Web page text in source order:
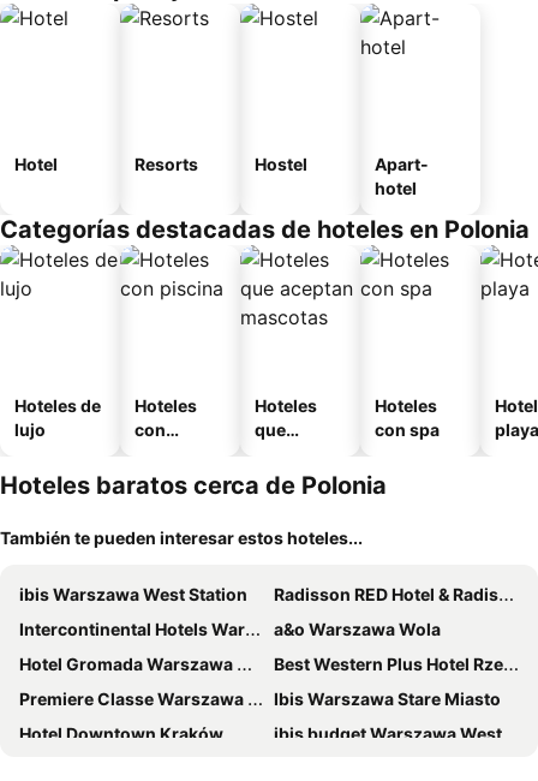
Hotel Resorts Hostel
Apart-
hotel
Categorías destacadas de hoteles en Polonia
Hoteles de
lujo
Hoteles
con
Hoteles
que
mascotas
Hoteles
con spa
playa
Hoteles baratos cerca de Polonia
También te pueden interesar estos hoteles...
ibis Warszawa West Station
Radisson RED Hotel & Radisson RED Apartments, Krakow
Intercontinental Hotels Warsaw By Ihg
a&o Warszawa Wola
Hotel Gromada Warszawa Centrum
Best Western Plus Hotel Rzeszów City Center
Premiere Classe Warszawa Centrum
Ibis Warszawa Stare Miasto
Hotel Downtown Kraków
ibis budget Warszawa West Station